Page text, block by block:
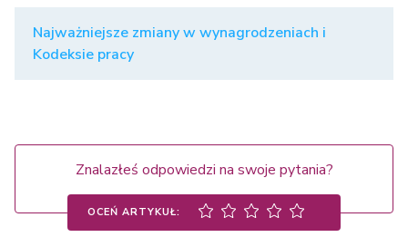
Najważniejsze zmiany w wynagrodzeniach i
Kodeksie pracy
Znalazłeś odpowiedzi na swoje pytania?
OCEŃ ARTYKUŁ: